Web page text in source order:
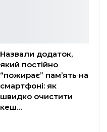
Назвали додаток,
який постійно
“пожирає” пам’ять на
смартфоні: як
швидко очистити
кеш…